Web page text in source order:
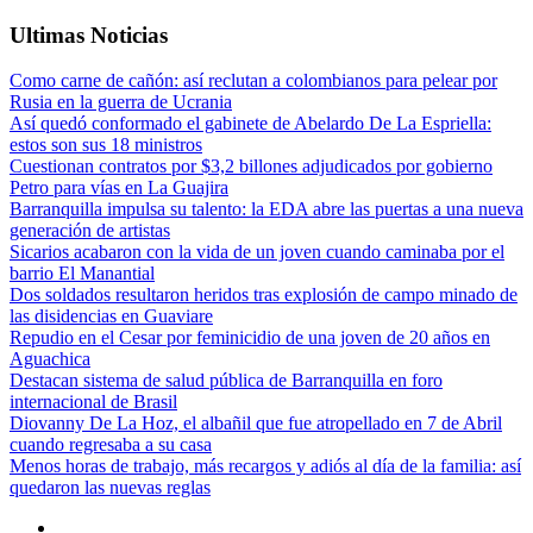
Ultimas Noticias
Como carne de cañón: así reclutan a colombianos para pelear por
Rusia en la guerra de Ucrania
Así quedó conformado el gabinete de Abelardo De La Espriella:
estos son sus 18 ministros
Cuestionan contratos por $3,2 billones adjudicados por gobierno
Petro para vías en La Guajira
Barranquilla impulsa su talento: la EDA abre las puertas a una nueva
generación de artistas
Sicarios acabaron con la vida de un joven cuando caminaba por el
barrio El Manantial
Dos soldados resultaron heridos tras explosión de campo minado de
las disidencias en Guaviare
Repudio en el Cesar por feminicidio de una joven de 20 años en
Aguachica
Destacan sistema de salud pública de Barranquilla en foro
internacional de Brasil
Diovanny De La Hoz, el albañil que fue atropellado en 7 de Abril
cuando regresaba a su casa
Menos horas de trabajo, más recargos y adiós al día de la familia: así
quedaron las nuevas reglas